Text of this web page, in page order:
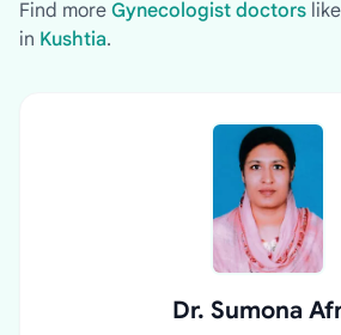
Find more Gynecologist doctors like
in Kushtia.
Dr. Sumona